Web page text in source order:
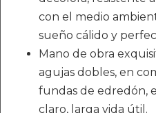
con el medio
sueño cálido y
Mano de obra
agujas dobles, en
fundas de edredón,
claro, larga vida útil.